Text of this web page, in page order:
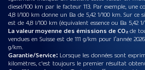
diesel/100 km par le facteur 113. Par exemple, une
4,8 l/100 km donne un Ba de 5,42 1/100 km. Sur
est de 4,8 l/100 km (équivalent essence ou Ba 5,42
La valeur moyenne des émissions de CO₂de
vendues en Suisse est de 111 g/km pour l’année
g/km.
Garantie/Service: Lorsque les données sont
kilomètres, c'est toujours le premier résultat